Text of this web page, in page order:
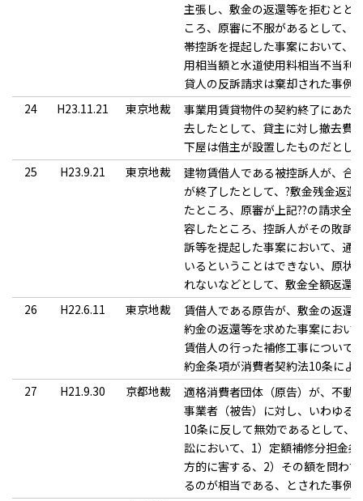
主張し、敷金の返還等を拒むとと
ころ、原審に不服があるとして、
帯控訴を提起した事案において、
用相当額と水道使用料相当不当利
貸人の反訴請求は棄却された事例
24
H23.11.21 東京地裁
事業用賃貸物件の契約終了にあた
去したとして、貸主に対し撤去費
下屋は借主が設置したものだとし
25
H23.9.21 東京地裁
建物賃借人である被控訴人が、合
が終了したとして、?敷金残金返
たところ、原審が上記??の請求全
容したところ、控訴人がその敗訴
訴等を提起した事案において、通
いるということはできない、原状
れないなどとして、敷金全額返還
26
H22.6.11 東京地裁
賃借人である原告が、敷金の返還
約金の返還等を求めた事案におい
賃借人の行った補修工事について
約金条項が消費者契約法10条によ
27
H21.9.30 京都地裁
適格消費者団体（原告）が、不動
事業者（被告）に対し、いわゆる
10条に反して無効であるとして、
訟において、1）定額補修分担金
方的に害する、2）その額を問わ
るのが相当である、とされた事例